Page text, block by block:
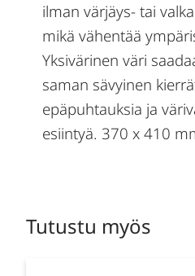
ilman värjäys- tai
mikä vähentää
Yksivärinen väri
saman sävyinen
epäpuhtauksia ja
esiintyä. 370 x 410
Tutustu myös